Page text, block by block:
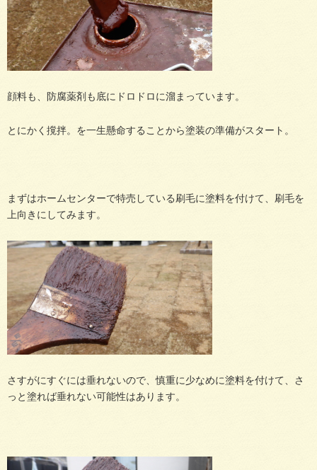
顔料も、防腐薬剤も底にドロドロに溜まっています。
とにかく撹拌。を一生懸命することから塗装の準備がスタート。
まずはホームセンターで特売している刷毛に塗料を付けて、刷毛を
上向きにしてみます。
さすがにすぐには垂れないので、慎重に少なめに塗料を付けて、さ
っと塗れば垂れない可能性はあります。